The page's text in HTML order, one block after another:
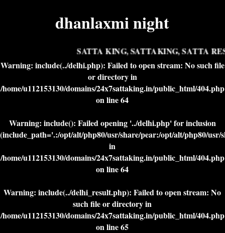
dhanlaxmi night
SATTA KING, SATTAKING, SATTA
Warning: include(../delhi.php): Failed to open stream: No such file
or directory in
/home/u112153130/domains/24x7sattaking.in/public_html/404.php
on line64
Warning: include(): Failed opening '../delhi.php' for inclusion
(include_path='.:/opt/alt/php80/usr/share/pear:/opt/alt/php80/
in
/home/u112153130/domains/24x7sattaking.in/public_html/404.php
on line64
Warning: include(../delhi_result.php): Failed to open stream: No
such file or directory in
/home/u112153130/domains/24x7sattaking.in/public_html/404.php
on line65